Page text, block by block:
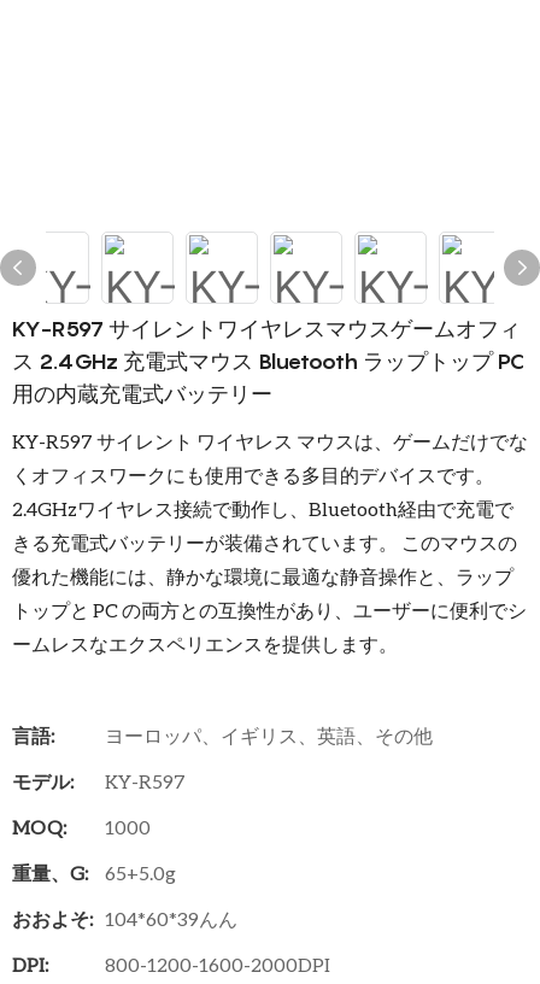
KY-R597 サイレントワイヤレスマウスゲームオフィ
ス 2.4GHz 充電式マウス Bluetooth ラップトップ PC
用の内蔵充電式バッテリー
KY-R597 サイレント ワイヤレス マウスは、ゲームだけでな
くオフィスワークにも使用できる多目的デバイスです。
2.4GHzワイヤレス接続で動作し、Bluetooth経由で充電で
きる充電式バッテリーが装備されています。 このマウスの
優れた機能には、静かな環境に最適な静音操作と、ラップ
トップと PC の両方との互換性があり、ユーザーに便利でシ
ームレスなエクスペリエンスを提供します。
言語:
ヨーロッパ、イギリス、英語、その他
モデル:
KY-R597
MOQ:
1000
重量、g:
65+5.0g
おおよそ: 104*60*39んん
DPI:
800-1200-1600-2000DPI